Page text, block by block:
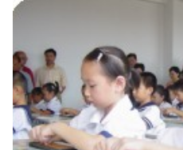
都有各自的想法和做法，畢竟每個